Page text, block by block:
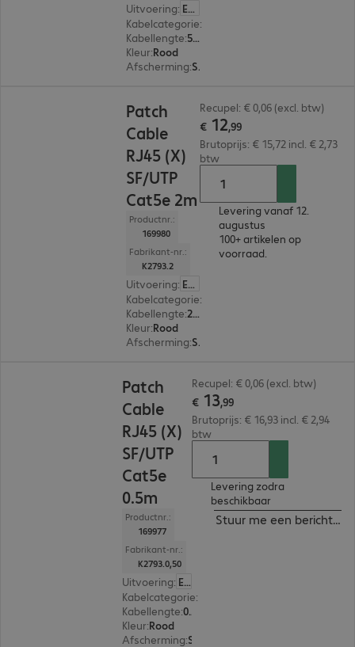
Uitvoering: Europa
Kabelcategorie:
Kabellengte: 5 m
Kleur:Rood
Afscherming: SF/UTP
Patch
Cable
RJ45 (X)
SF/UTP
Cat5e 2m
Productnr.:
169980
Fabrikant-nr.:
K2793.2
Uitvoering: Europa
Kabelcategorie:
Kabellengte: 2 m
Kleur:Rood
Afscherming: SF/UTP
Recupel: € 0,06 (excl. btw)
€ 12,99
Brutoprijs: € 15,72 incl. € 2,73
btw
Levering vanaf 12.
augustus
100+ artikelen op
voorraad.
Patch
Cable
RJ45 (X)
SF/UTP
Cat5e
0.5m
Productnr.:
169977
Fabrikant-nr.:
K2793.0,50
Uitvoering: Europa
Kabelcategorie:
Kabellengte: 0,5 m
Kleur:Rood
Afscherming:
Recupel: € 0,06 (excl. btw)
€ 13,99
Brutoprijs: € 16,93 incl. € 2,94
btw
Levering zodra
beschikbaar
Stuur me een bericht